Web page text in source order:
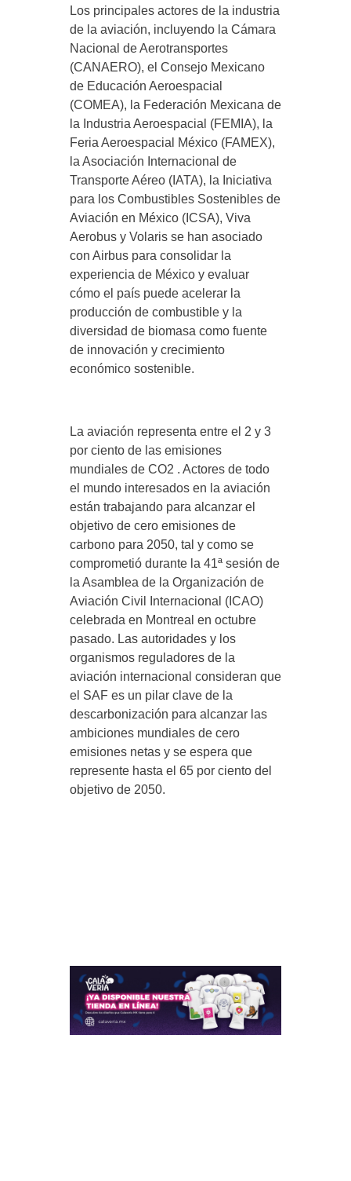
Los principales actores de la industria
de la aviación, incluyendo la Cámara
Nacional de Aerotransportes
(CANAERO), el Consejo Mexicano
de Educación Aeroespacial
(COMEA), la Federación Mexicana de
la Industria Aeroespacial (FEMIA), la
Feria Aeroespacial México (FAMEX),
la Asociación Internacional de
Transporte Aéreo (IATA), la Iniciativa
para los Combustibles Sostenibles de
Aviación en México (ICSA), Viva
Aerobus y Volaris se han asociado
con Airbus para consolidar la
experiencia de México y evaluar
cómo el país puede acelerar la
producción de combustible y la
diversidad de biomasa como fuente
de innovación y crecimiento
económico sostenible.
La aviación representa entre el 2 y 3
por ciento de las emisiones
mundiales de CO2 . Actores de todo
el mundo interesados en la aviación
están trabajando para alcanzar el
objetivo de cero emisiones de
carbono para 2050, tal y como se
comprometió durante la 41ª sesión de
la Asamblea de la Organización de
Aviación Civil Internacional (ICAO)
celebrada en Montreal en octubre
pasado. Las autoridades y los
organismos reguladores de la
aviación internacional consideran que
el SAF es un pilar clave de la
descarbonización para alcanzar las
ambiciones mundiales de cero
emisiones netas y se espera que
represente hasta el 65 por ciento del
objetivo de 2050.